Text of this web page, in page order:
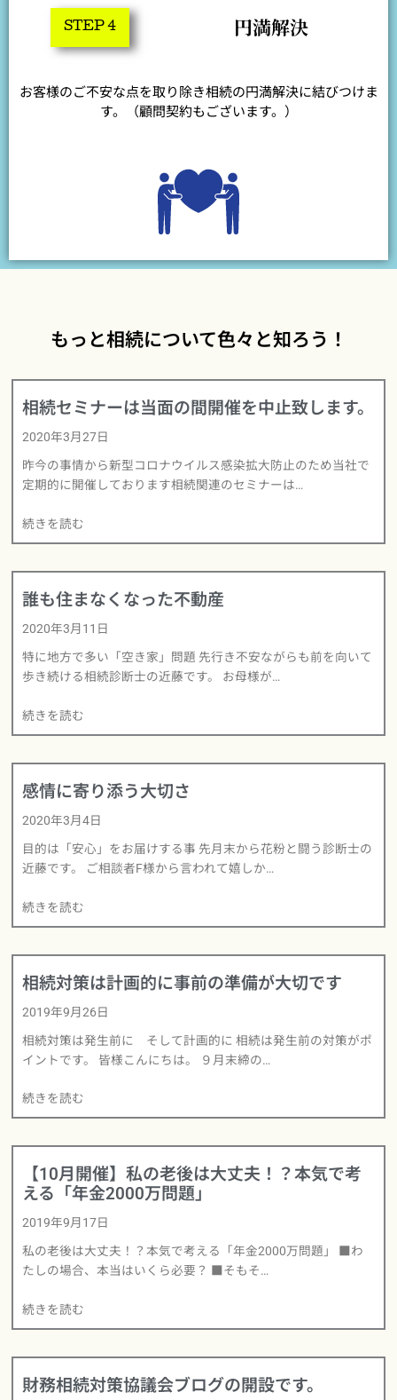
STEP 4 円満解決
お客様のご不安な点を取り除き相続の円満解決に結びつけま
す。（顧問契約もございます。）
もっと相続について色々と知ろう！
相続セミナーは当面の間開催を中止致します。
2020年3月27日
昨今の事情から新型コロナウイルス感染拡大防止のため当社で
定期的に開催しております相続関連のセミナーは…
続きを読む
誰も住まなくなった不動産
2020年3月11日
特に地方で多い「空き家」問題 先行き不安ながらも前を向いて
歩き続ける相続診断士の近藤です。 お母様が…
続きを読む
感情に寄り添う大切さ
2020年3月4日
目的は「安心」をお届けする事 先月末から花粉と闘う診断士の
近藤です。 ご相談者F様から言われて嬉しか…
続きを読む
相続対策は計画的に事前の準備が大切です
2019年9月26日
相続対策は発生前に そして計画的に 相続は発生前の対策がポ
イントです。 皆様こんにちは。 ９月末締の…
続きを読む
【10月開催】私の老後は大丈夫！？本気で考
える「年金2000万問題」
2019年9月17日
私の老後は大丈夫！？本気で考える「年金2000万問題」 ■わ
たしの場合、本当はいくら必要？ ■そもそ…
続きを読む
財務相続対策協議会ブログの開設です。